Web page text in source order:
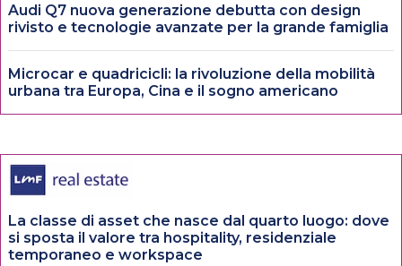
Audi Q7 nuova generazione debutta con design
rivisto e tecnologie avanzate per la grande famiglia
Microcar e quadricicli: la rivoluzione della mobilità
urbana tra Europa, Cina e il sogno americano
La classe di asset che nasce dal quarto luogo: dove
si sposta il valore tra hospitality, residenziale
temporaneo e workspace